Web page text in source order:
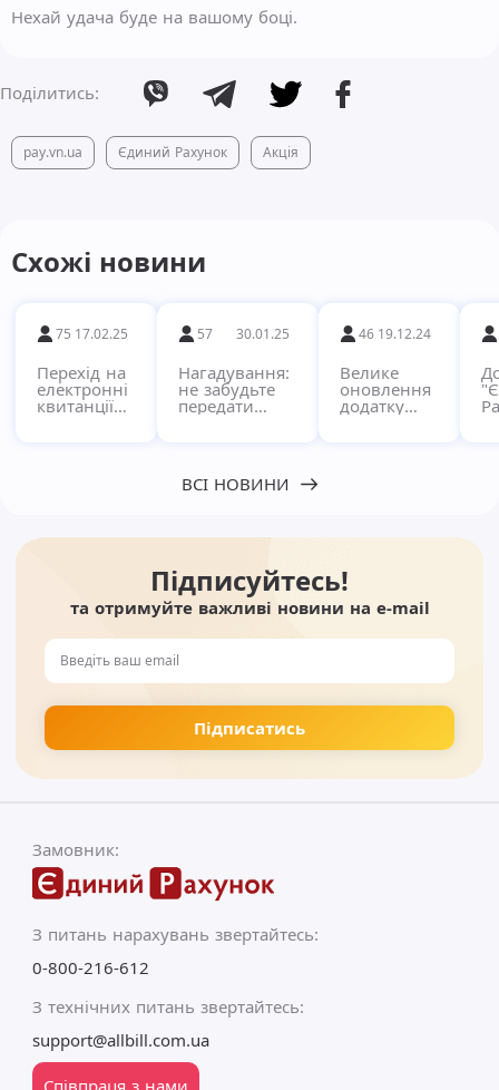
Нехай удача буде на вашому боці.
Поділитись:
pay.vn.ua Єдиний Рахунок Акція
Схожі новини
75 17.02.25
Перехід на
електронні
квитанції
57 30.01.25
Нагадування:
не забудьте
передати
46 19.12.24
Велике
оновлення
додатку
ВСІ НОВИНИ
Підписуйтесь!
та отримуйте важливі новини на e-mail
Замовник:
З питань нарахувань звертайтесь:
0-800-216-612
З технічних питань звертайтесь:
support@allbill.com.ua
Співпраця з нами